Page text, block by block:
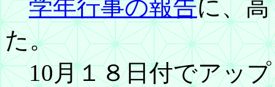
学年行事の報告に、
た。
10月１８日付でアップ